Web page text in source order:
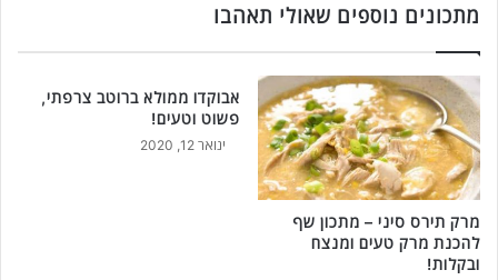
ו
כ
ה
ת
ד
ע
ו
ל
ב
ח
ו
ט
-
מ
ת
ו
ן
ל
ה
כ
נ
מתכונים נוספים שאולי תאהבו
מרק תירס סיני – מתכון שף
להכנת מרק טעים ומנצח
ובקלות!
אבוקדו ממולא ברוטב צרפתי,
פשוט וטעים!
ינואר 12, 2020